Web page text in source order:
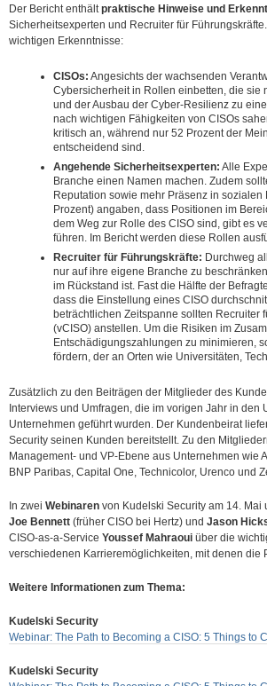
Der Bericht enthältpraktische Hinweise und
Sicherheitsexperten und Recruiter für
wichtigen Erkenntnisse:
CISOs: Angesichts der wachsenden
Cybersicherheit in Rollen einbetten, die sie
und der Ausbau der Cyber-Resilienz zu
nach wichtigen Fähigkeiten von CISOs
kritisch an, während nur 52 Prozent der
entscheidend sind.
Angehende Sicherheitsexperten: Alle
Branche einen Namen machen. Zudem
Reputation sowie mehr Präsenz in
Prozent) angaben, dass Positionen im
dem Weg zur Rolle des CISO sind, gibt es
führen. Im Bericht werden diese Rollen
Recruiter für Führungskräfte: Durchweg
nur auf ihre eigene Branche zu
im Rückstand ist. Fast die Hälfte der
dass die Einstellung eines CISO
beträchtlichen Zeitspanne sollten Recruiter
(vCISO) anstellen. Um die Risiken im
Entschädigungszahlungen zu minimieren,
fördern, der an Orten wie Universitäten,
Zusätzlich zu den Beiträgen der Mitglieder des
Interviews und Umfragen, die im vorigen Jahr in
Unternehmen geführt wurden. Der Kundenbeirat
Security seinen Kunden bereitstellt. Zu den
Management- und VP-Ebene aus Unternehmen wie
BNP Paribas, Capital One, Technicolor, Urenco und
In zwei Webinaren von Kudelski Security am 14. Mai
Joe Bennett (früher CISO bei Hertz) und Jason
CISO-as-a-Service Youssef Mahraoui über die
verschiedenen Karrieremöglichkeiten, mit denen die
Weitere Informationen zum Thema:
Kudelski Security
Webinar: The Path to Becoming a CISO: 5 Things to
Kudelski Security